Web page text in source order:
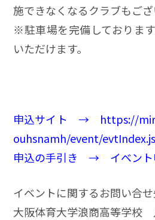
施できなくなるクラブもござ
※駐車場を完備しておりま
いただけます。
申込サイト → https://
ouhsnamh/event/
申込の手引き → イベン
イベントに関するお問い合
大阪体育大学浪商高等学校